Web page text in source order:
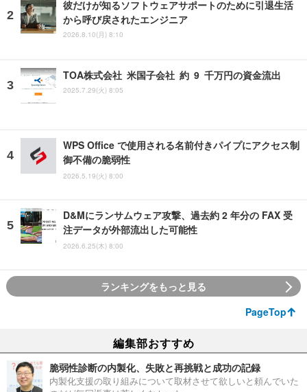
彼だけが知るソフトウェアサポートのために引退生活
から呼び戻されたエンジニア
2026.8.10(月) 8:10
TOA株式会社 米国子会社 約 9 千万円の資金流出
2025.7.29(火) 8:05
WPS Office で使用される名前付きパイプにアクセス制
御不備の脆弱性
2026.5.19(火) 8:00
D&Mにランサムウェア攻撃、過去約 2 年分の FAX 受
注データが外部流出した可能性
2026.6.25(木) 8:00
ランキングをもっと見る
PageTop
編集部おすすめ
脆弱性診断の内製化、失敗と再挑戦と成功の記録
内製化支援の取り組みについて取材させて欲しいと頼んでいた